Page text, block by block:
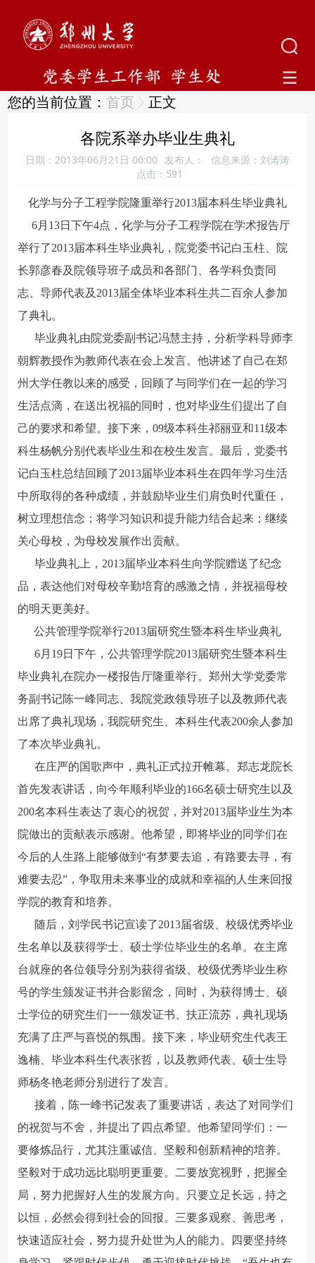
您的当前位置：首页 正文
各院系举办毕业生典礼
日期：2013年06月21日 00:00 发布人：
信息来源：刘涛涛
点击： 591
化学与分子工程学院隆重举行2013届本科生毕业典礼
6月13日下午4点，化学与分子工程学院在学术报告厅
举行了2013届本科生毕业典礼，院党委书记白玉柱、院
长郭彦春及院领导班子成员和各部门、各学科负责同
志、导师代表及2013届全体毕业本科生共二百余人参加
了典礼。
毕业典礼由院党委副书记冯慧主持，分析学科导师李
朝辉教授作为教师代表在会上发言。他讲述了自己在郑
州大学任教以来的感受，回顾了与同学们在一起的学习
生活点滴，在送出祝福的同时，也对毕业生们提出了自
己的要求和希望。接下来，09级本科生祁丽亚和11级本
科生杨帆分别代表毕业生和在校生发言。最后，党委书
记白玉柱总结回顾了2013届毕业本科生在四年学习生活
中所取得的各种成绩，并鼓励毕业生们肩负时代重任，
树立理想信念；将学习知识和提升能力结合起来；继续
关心母校，为母校发展作出贡献。
毕业典礼上，2013届毕业本科生向学院赠送了纪念
品，表达他们对母校辛勤培育的感激之情，并祝福母校
的明天更美好。
公共管理学院举行2013届研究生暨本科生毕业典礼
6月19日下午，公共管理学院2013届研究生暨本科生
毕业典礼在院办一楼报告厅隆重举行。郑州大学党委常
务副书记陈一峰同志、我院党政领导班子以及教师代表
出席了典礼现场，我院研究生、本科生代表200余人参加
了本次毕业典礼。
在庄严的国歌声中，典礼正式拉开帷幕。郑志龙院长
首先发表讲话，向今年顺利毕业的166名硕士研究生以及
200名本科生表达了衷心的祝贺，并对2013届毕业生为本
院做出的贡献表示感谢。他希望，即将毕业的同学们在
今后的人生路上能够做到“有梦要去追，有路要去寻，有
难要去忍”，争取用未来事业的成就和幸福的人生来回报
学院的教育和培养。
随后，刘学民书记宣读了2013届省级、校级优秀毕业
生名单以及获得学士、硕士学位毕业生的名单。在主席
台就座的各位领导分别为获得省级、校级优秀毕业生称
号的学生颁发证书并合影留念，同时，为获得博士、硕
士学位的研究生们一一颁发证书、扶正流苏，典礼现场
充满了庄严与喜悦的氛围。接下来，毕业研究生代表王
逸楠、毕业本科生代表张哲，以及教师代表、硕士生导
师杨冬艳老师分别进行了发言。
接着，陈一峰书记发表了重要讲话，表达了对同学们
的祝贺与不舍，并提出了四点希望。他希望同学们：一
要修炼品行，尤其注重诚信、坚毅和创新精神的培养。
坚毅对于成功远比聪明更重要。二要放宽视野，把握全
局，努力把握好人生的发展方向。只要立足长远，持之
以恒，必然会得到社会的回报。三要多观察、善思考，
快速适应社会，努力提升处世为人的能力。四要坚持终